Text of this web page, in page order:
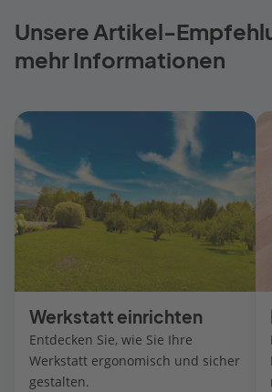
Unsere Artikel-
mehr Informationen
Werkstatt einrichten
Entdecken Sie, wie Sie Ihre
Werkstatt ergonomisch und sicher
gestalten.